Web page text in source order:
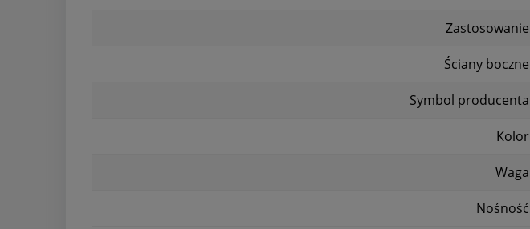
Zastosowanie
Ściany boczne
Symbol producenta
Kolor
Waga
Nośność